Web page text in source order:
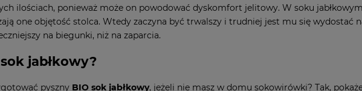
ilościach, ponieważ może on powodować dyskomfort jelitowy. W soku
one objętość stolca. Wtedy zaczyna być trwalszy i trudniej jest mu się wydostać
na biegunki, niż na zaparcia.
jabłkowy?
pyszny BIO sok jabłkowy, jeżeli nie masz w domu sokowirówki? Tak,